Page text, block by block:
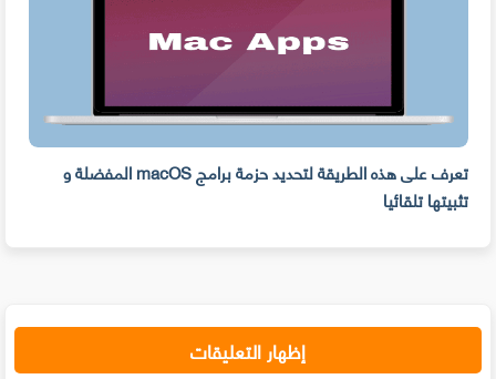
تعرف على هذه الطريقة لتحديد حزمة برامج macOS المفضلة و
تثبيتها تلقائيا
إظهار التعليقات